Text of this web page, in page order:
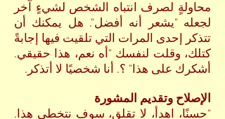
محاولةٍ لصرف انتباه الشخص لشيءٍ آخر
لجعله "يشعر أنه أفضل". هل يمكنك أن
تتذكر إحدى المرات التي تلقيت فيها إجابةً
كتلك، وقلت لنفسك "أه نعم، هذا حقيقي.
أشكرك على هذا" ؟. أنا شخصيًا لا أتذكر.
الإصلاح وتقديم المشورة
"حسنًا، اهدأ، لا تقلق، سوف نتخطى هذا.